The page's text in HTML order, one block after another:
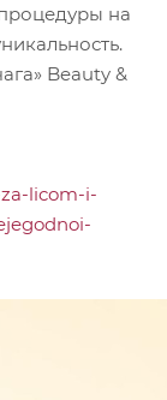
на
Beauty &
licom-i-